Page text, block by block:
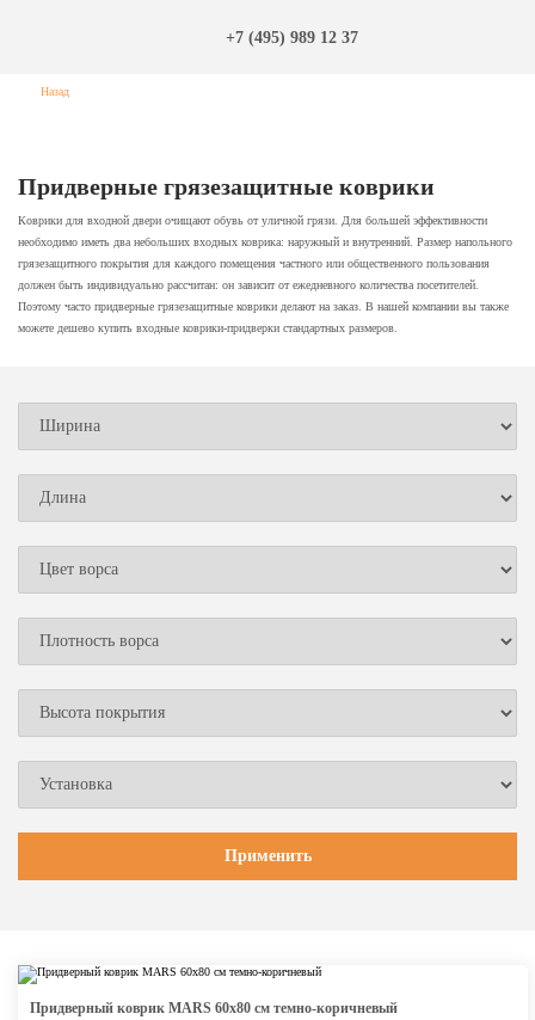
+7 (495) 989 12 37
Назад
Придверные грязезащитные коврики
Коврики для входной двери очищают обувь от уличной грязи. Для большей эффективности
необходимо иметь два небольших входных коврика: наружный и внутренний. Размер напольного
грязезащитного покрытия для каждого помещения частного или общественного пользования
должен быть индивидуально рассчитан: он зависит от ежедневного количества посетителей.
Поэтому часто придверные грязезащитные коврики делают на заказ. В нашей компании вы также
можете дешево купить входные коврики-придверки стандартных размеров.
Придверный коврик MARS 60х80 см темно-коричневый